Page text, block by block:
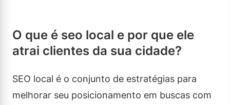
O que é seo local e por que ele
atrai clientes da sua cidade?
SEO local é o conjunto de estratégias para
melhorar seu posicionamento em buscas com